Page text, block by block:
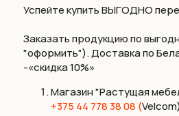
Успейте купить ВЫГОДНО
Заказать продукцию по
"оформить"). Доставка по
-«скидка 10%»
Магазин "Растущая
+375 44 778 38 08 (Velcom)